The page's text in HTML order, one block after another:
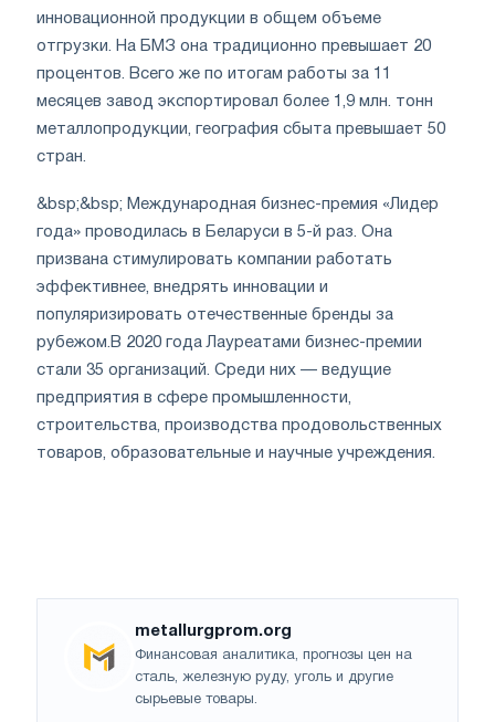
инновационной продукции в общем объеме
отгрузки. На БМЗ она традиционно превышает 20
процентов. Всего же по итогам работы за 11
месяцев завод экспортировал более 1,9 млн. тонн
металлопродукции, география сбыта превышает 50
стран.
&bsp;&bsp; Международная бизнес-премия «Лидер
года» проводилась в Беларуси в 5-й раз. Она
призвана стимулировать компании работать
эффективнее, внедрять инновации и
популяризировать отечественные бренды за
рубежом.В 2020 года Лауреатами бизнес-премии
стали 35 организаций. Среди них — ведущие
предприятия в сфере промышленности,
строительства, производства продовольственных
товаров, образовательные и научные учреждения.
metallurgprom.org
Финансовая аналитика, прогнозы цен на
сталь, железную руду, уголь и другие
сырьевые товары.